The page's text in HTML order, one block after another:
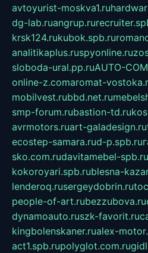
avtoyurist-moskva1.ru
dg-lab.ruangrup.ru
krsk124.rukubok.spb.ru
analitikaplus.ruspyonline.ru
sloboda-ural.pp.ruAUTO-
online-z.comaromat-
mobilvest.rubbd.net.ru
smp-forum.rubastion-td.ru
avrmotors.ruart-galadesign.ru
ecostep-samara.rud-p.spb.ru
sko.com.rudavitamebel-spb.ru
kokoroyari.spb.rublesna-
lenderoq.rusergeydobrin.ru
people-of-art.rubezzubova.ru
dynamoauto.ruszk-favorit.ru
kingbolenskaner.rualex-
act1.spb.rupolyglot.com.ru